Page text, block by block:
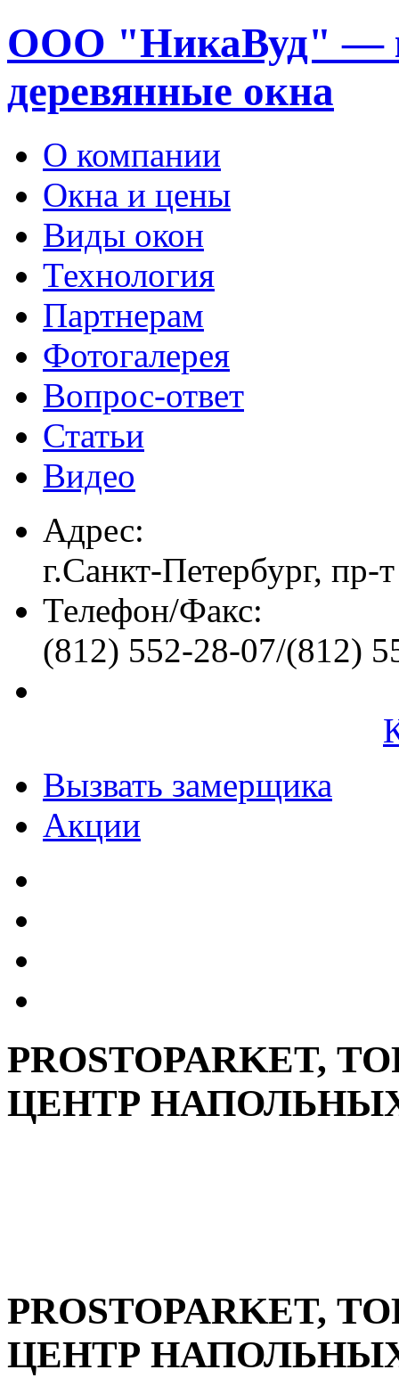
ООО "НикаВуд" —
деревянные окна
О компании
Окна и цены
Виды окон
Технология
Партнерам
Фотогалерея
Вопрос-ответ
Статьи
Видео
Адрес:
г.Санкт-Петербург, пр-
Телефон/Факс:
(812) 552-28-07/(812)
Вызвать замерщика
Акции
PROSTOPARKET,
ЦЕНТР
PROSTOPARKET,
ЦЕНТР